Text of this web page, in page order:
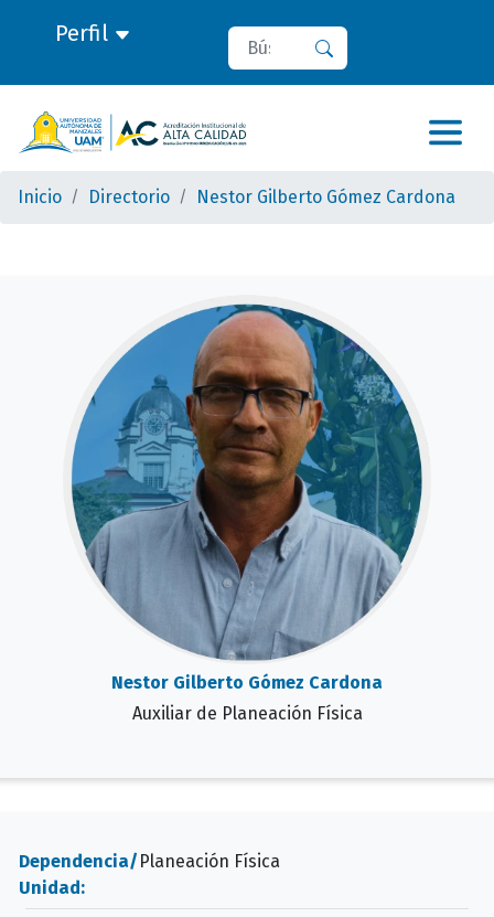
Perfil Buscar
Inicio Directorio Nestor Gilberto Gómez Cardona
Nestor Gilberto Gómez Cardona
Auxiliar de Planeación Física
Dependencia/
Unidad:
Planeación Física